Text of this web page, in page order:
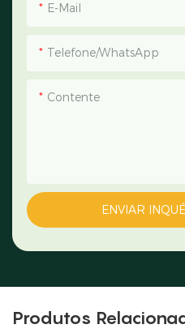
E-Mail
Telefone/WhatsApp
Contente
ENVIAR
Produtos